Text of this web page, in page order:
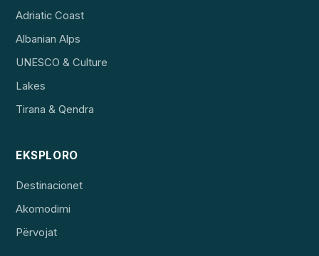
Adriatic Coast
Albanian Alps
UNESCO & Culture
Lakes
Tirana & Qendra
EKSPLORO
Destinacionet
Akomodimi
Përvojat